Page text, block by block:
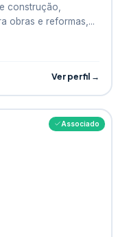
construção,
obras e reformas,...
Ver perfil →
Associado